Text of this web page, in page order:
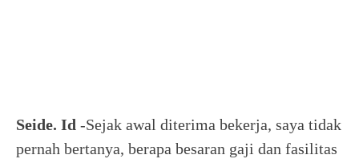
Seide. Id -Sejak awal diterima bekerja, saya tidak
pernah bertanya, berapa besaran gaji dan fasilitas